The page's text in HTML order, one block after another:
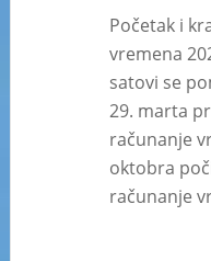
Početak i
vremena
satovi se
29. marta
računanje
oktobra
računanje